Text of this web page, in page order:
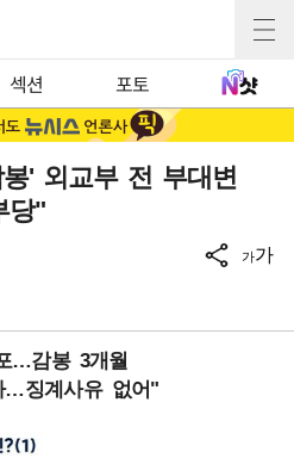
섹션 포토
' 외교부 전 부대변
당"
가가
…감봉 3개월
…징계사유 없어"